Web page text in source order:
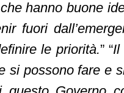
hanno buone
fuori
le priorità.” “Il
si possono fare e